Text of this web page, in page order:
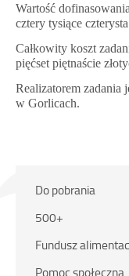
Wartość
cztery tysiące
Całkowity koszt
pięćset piętnaście
Realizatorem zadania
w Gorlicach.
skróty
Do pobrania
500+
Fundusz
Pomoc społeczna